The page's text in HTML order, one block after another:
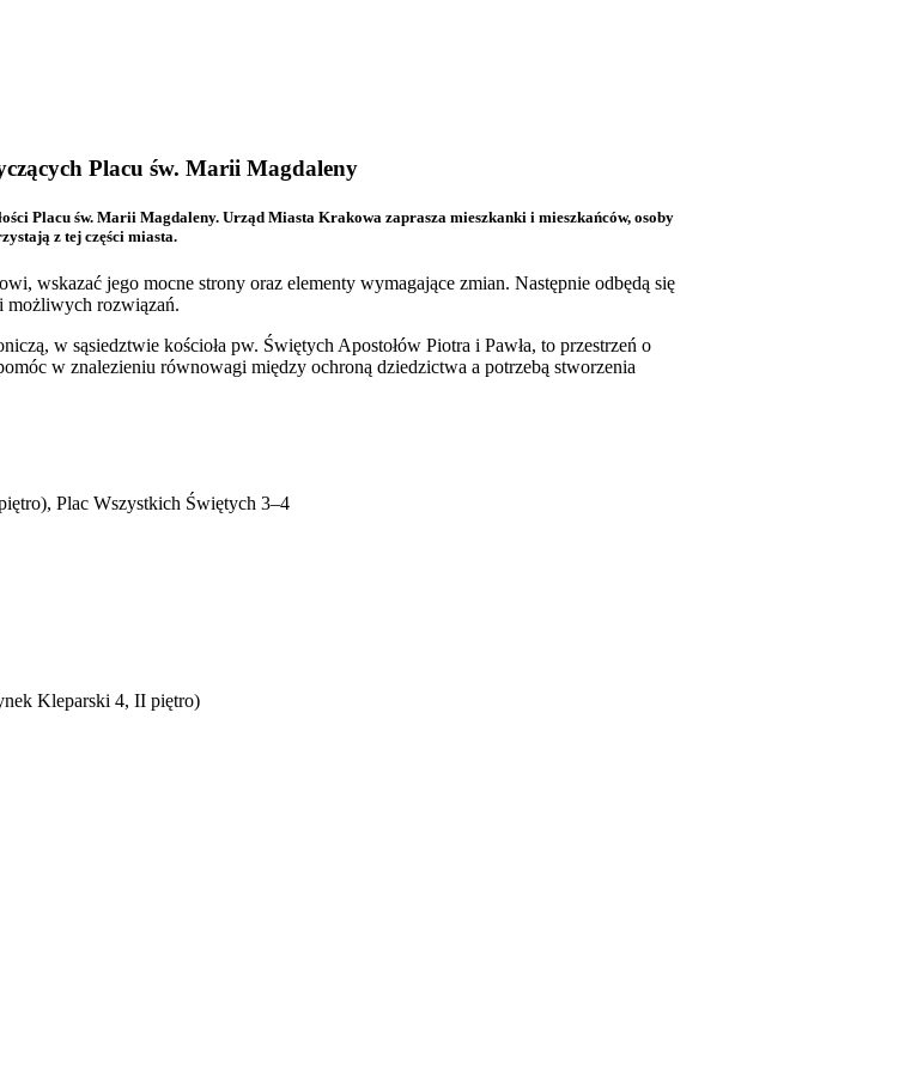
Placu św. Marii Magdaleny
Placu św. Marii Magdaleny. Urząd Miasta Krakowa zaprasza mieszkanki i mieszkańców, osoby
z tej części miasta.
wskazać jego mocne strony oraz elementy wymagające zmian. Następnie odbędą się
możliwych rozwiązań.
w sąsiedztwie kościoła pw. Świętych Apostołów Piotra i Pawła, to przestrzeń o
w znalezieniu równowagi między ochroną dziedzictwa a potrzebą stworzenia
Plac Wszystkich Świętych 3–4
Kleparski 4, II piętro)